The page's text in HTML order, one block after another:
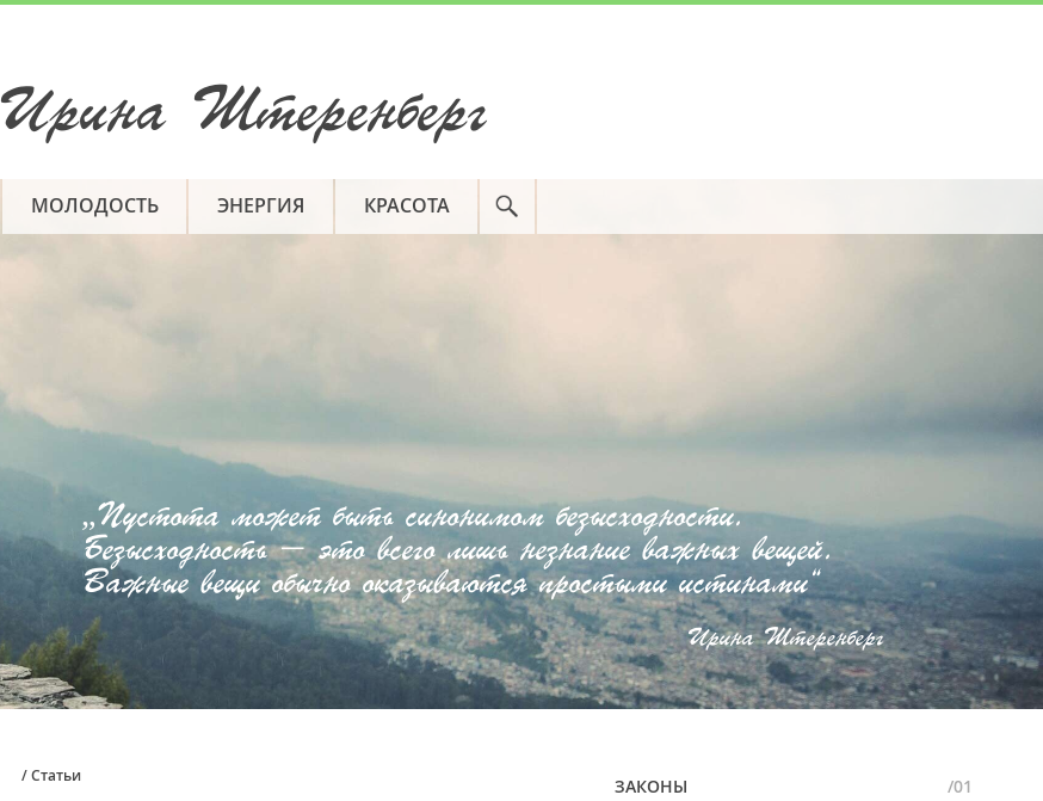
Ирина Штеренберг
МОЛОДОСТЬ ЭНЕРГИЯ КРАСОТА
„Пустота может быть синонимом безысходности.
Безысходность – это всего лишь незнание важных вещей.
Важные вещи обычно оказываются простыми истинами“
Ирина Штеренберг
/ Статьи /01
ЗАКОНЫ